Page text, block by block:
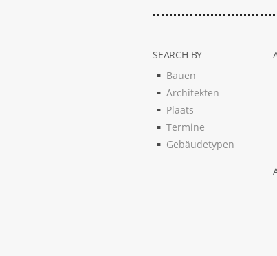
SEARCH BY
Bauen
Architekten
Plaats
Termine
Gebäudetypen